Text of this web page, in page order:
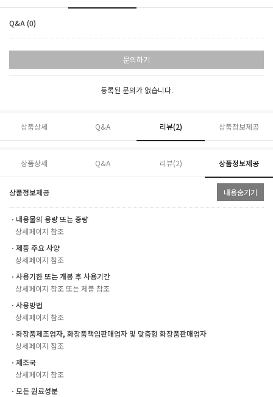
Q&A (0)
문의하기
등록된 문의가 없습니다.
상품상세 Q&A 리뷰(2) 상품정보제공
상품상세 Q&A 리뷰(2) 상품정보제공
상품정보제공 내용숨기기
ㆍ내용물의 용량 또는 중량
상세페이지 참조
ㆍ제품 주요 사양
상세페이지 참조
ㆍ사용기한 또는 개봉 후 사용기간
상세페이지 참조 또는 제품 참조
ㆍ사용방법
상세페이지 참조
ㆍ화장품제조업자, 화장품책임판매업자 및 맞춤형 화장품판매업자
상세페이지 참조
ㆍ제조국
상세페이지 참조
ㆍ모든 원료성분